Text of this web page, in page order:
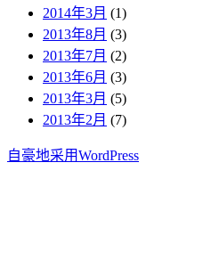
2014年3月 (1)
2013年8月 (3)
2013年7月 (2)
2013年6月 (3)
2013年3月 (5)
2013年2月 (7)
自豪地采用WordPress